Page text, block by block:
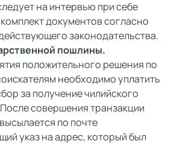
на интервью при себе
документов согласно
законодательства.
пошлины.
положительного решения по
необходимо уплатить
за получение чилийского
совершения транзакции
по почте
указ на адрес, который был